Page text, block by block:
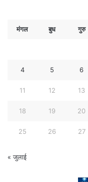
मंगल बुध गुरु
4 5 6
11 12 13
18 19 20
25 26 27
« जुलाई